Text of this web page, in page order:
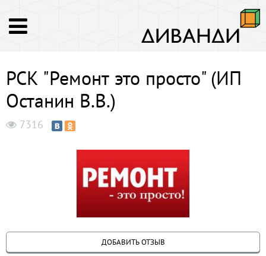
РСК "Ремонт это просто" (ИП
Останин В.В.)
7316
ДОБАВИТЬ ОТЗЫВ